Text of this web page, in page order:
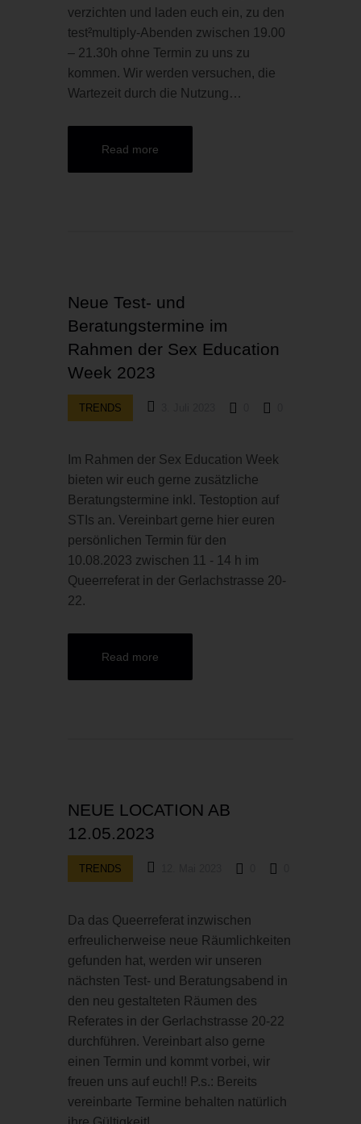
verzichten und laden euch ein, zu den
test²multiply-Abenden zwischen 19.00
– 21.30h ohne Termin zu uns zu
kommen. Wir werden versuchen, die
Wartezeit durch die Nutzung…
Read more
Neue Test- und
Beratungstermine im
Rahmen der Sex Education
Week 2023
TRENDS
Im Rahmen der Sex Education Week
bieten wir euch gerne zusätzliche
Beratungstermine inkl. Testoption auf
STIs an. Vereinbart gerne hier euren
persönlichen Termin für den
10.08.2023 zwischen 11 - 14 h im
Queerreferat in der Gerlachstrasse 20-
22.
Read more
NEUE LOCATION AB
12.05.2023
TRENDS
Da das Queerreferat inzwischen
erfreulicherweise neue Räumlichkeiten
gefunden hat, werden wir unseren
nächsten Test- und Beratungsabend in
den neu gestalteten Räumen des
Referates in der Gerlachstrasse 20-22
durchführen. Vereinbart also gerne
einen Termin und kommt vorbei, wir
freuen uns auf euch!! P.s.: Bereits
vereinbarte Termine behalten natürlich